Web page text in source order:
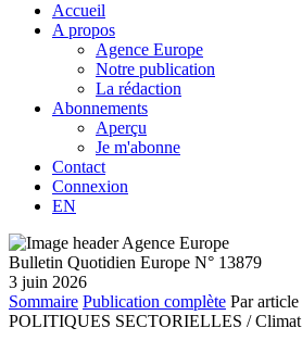
Accueil
A propos
Agence Europe
Notre publication
La rédaction
Abonnements
Aperçu
Je m'abonne
Contact
Connexion
EN
Bulletin Quotidien Europe N° 13879
3 juin 2026
Sommaire Publication complète Par article
POLITIQUES SECTORIELLES / Climat